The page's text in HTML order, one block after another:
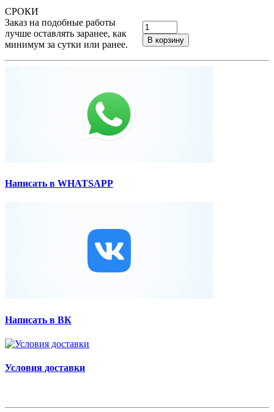
В корзину
СРОКИ
Заказ на подобные работы
лучше оставлять заранее, как
минимум за сутки или ранее.
Написать в WHATSAPP
Написать в ВК
Условия доставки